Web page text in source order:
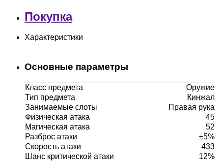
Покупка
Характеристики
Основные параметры
Класс предмета
Оружие
Тип предмета
Кинжал
Занимаемые слоты
Правая рука
Физическая атака
45
Магическая атака
52
Разброс атаки
±5%
Скорость атаки
433
Шанс критической атаки
12%